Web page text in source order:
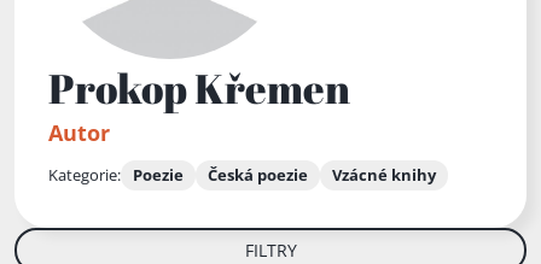
Prokop Křemen
Autor
Kategorie: Poezie Česká poezie Vzácné knihy
FILTRY